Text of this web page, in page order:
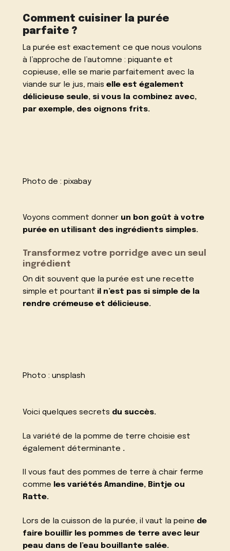
Comment cuisiner la purée
parfaite ?
La purée est exactement ce que nous voulons
à l’approche de l’automne : piquante et
copieuse, elle se marie parfaitement avec la
viande sur le jus, maiselle est également
délicieuse seule, si vous la combinez avec,
par exemple, des oignons frits.
Photo de :pixabay
Voyons comment donner un bon goût à votre
purée en utilisant des ingrédients simples.
Transformez votre porridge avec un seul
ingrédient
On dit souvent que la purée est une recette
simple et pourtant il n’est pas si simple de la
rendre crémeuse et délicieuse.
Photo :unsplash
Voici quelques secrets du succès.
La variété de la pomme de terre choisie est
également déterminante .
Il vous faut des pommes de terre à chair ferme
comme les variétés Amandine, Bintje ou
Ratte.
Lors de la cuisson de la purée, il vaut la peine de
faire bouillir les pommes de terre avec leur
peau dans de l’eau bouillante salée.